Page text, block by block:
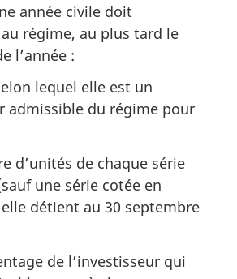
année civile doit
régime, au plus tard le
l’année :
lequel elle est un
admissible du régime pour
d’unités de chaque série
une série cotée en
détient au 30 septembre
de l’investisseur qui